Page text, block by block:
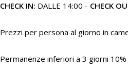
CHECK IN: DALLE 14:00 - CHECK
Prezzi per persona al giorno in
Permanenze inferiori a 3 giorni 10%